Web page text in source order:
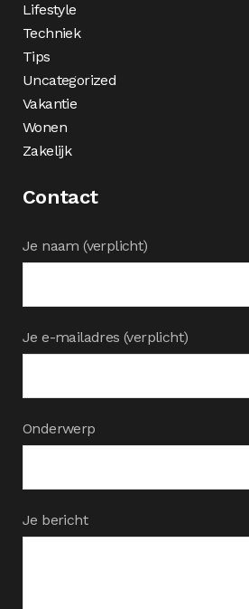
Lifestyle
Techniek
Tips
Uncategorized
Vakantie
Wonen
Zakelijk
Contact
Je naam (verplicht)
Je e-mailadres (verplicht)
Onderwerp
Je bericht